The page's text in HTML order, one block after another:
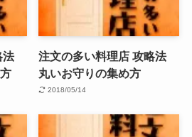
法
注文の多い料理店 攻略法
丸いお守りの集め方
2018/05/14